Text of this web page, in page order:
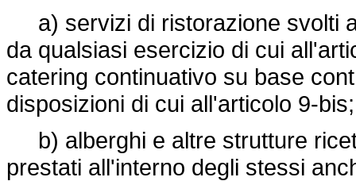
a) servizi di ristorazione svolti
da qualsiasi esercizio di cui
catering continuativo su base
disposizioni di cui all'articolo 9-bis;
b) alberghi e altre strutture
prestati all'interno degli stessi